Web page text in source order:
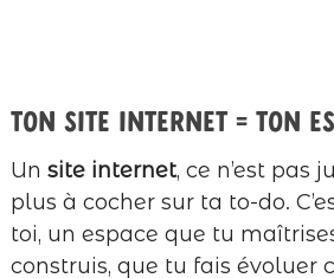
Ton site internet = ton
Un site internet, ce n’est pas
plus à cocher sur ta to-do.
toi, un espace que tu
construis, que tu fais évoluer